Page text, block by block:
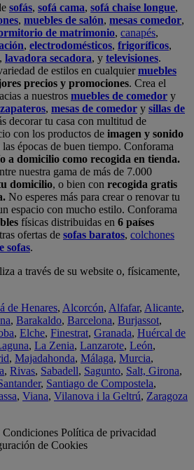
sofás, sofá cama, sofá chaise longue,
, muebles de salón, mesas comedor,
de matrimonio, canapés,
, electrodomésticos, frigoríficos,
, lavadora secadora, y televisiones.
de estilos en cualquiermuebles
precios y promociones. Crea el
a nuestros muebles de comedor y
zapateros, mesas de comedor y sillas de
decorar tu casa con multitud de
con los productos de imagen y sonido
las épocas de buen tiempo. Conforama
a domicilio como recogida en tienda.
nuestra gama de más de 7.000
domicilio, o bien con recogida gratis
No esperes más para crear o renovar tu
espacio con mucho estilo. Conforama
físicas distribuidas en 6 países
ofertas de sofas baratos, colchones
sofas.
a través de su website o, físicamente,
de Henares, Alcorcón, Alfafar, Alicante,
, Barakaldo, Barcelona, Burjassot,
, Elche, Finestrat, Granada, Huércal de
, La Zenia, Lanzarote, León,
, Majadahonda, Málaga, Murcia,
, Rivas, Sabadell, Sagunto, Salt, Girona,
, Santiago de Compostela,
, Viana, Vilanova i la Geltrú, Zaragoza
Política de privacidad
de Cookies